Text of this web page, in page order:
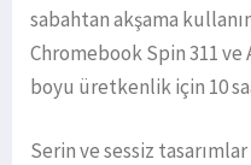
sabahtan akşama
Chromebook Spin 311 ve
boyu üretkenlik için 10
Serin ve sessiz